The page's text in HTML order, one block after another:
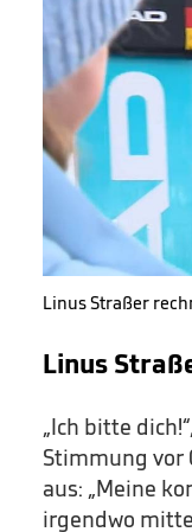
Linus Straßer
Linus
„Ich bitte
Stimmung vor
aus: „Meine
irgendwo